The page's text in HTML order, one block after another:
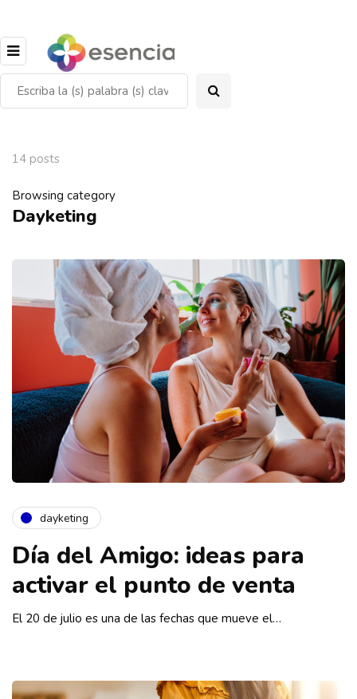
14 posts
Browsing category
Dayketing
dayketing
Día del Amigo: ideas para
activar el punto de venta
El 20 de julio es una de las fechas que mueve el…